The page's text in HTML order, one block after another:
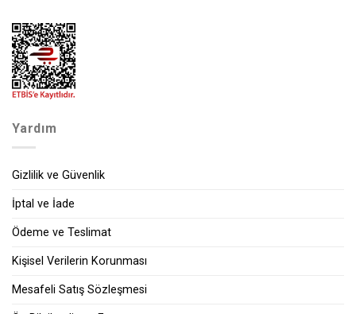
Yardım
Gizlilik ve Güvenlik
İptal ve İade
Ödeme ve Teslimat
Kişisel Verilerin Korunması
Mesafeli Satış Sözleşmesi